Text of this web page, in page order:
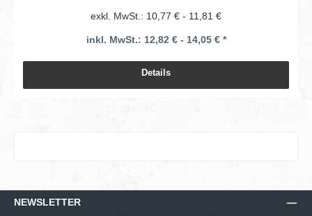
exkl. MwSt.: 10,77 € - 11,81 €
inkl. MwSt.: 12,82 € - 14,05 € *
Details
NEWSLETTER